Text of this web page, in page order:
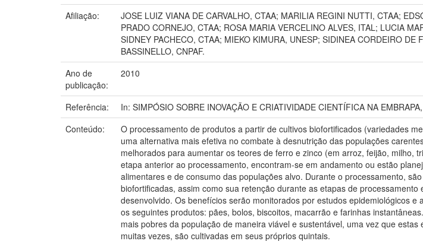
Afiliação:
JOSE LUIZ VIANA DE CARVALHO, CTAA; MARILIA REGINI NUTTI, CTAA;
PRADO CORNEJO, CTAA; ROSA MARIA VERCELINO ALVES, ITAL; LUCIA
SIDNEY PACHECO, CTAA; MIEKO KIMURA, UNESP; SIDINEA CORDEIRO
BASSINELLO, CNPAF.
Ano de
publicação:
2010
Referência:
In: SIMPÓSIO SOBRE INOVAÇÃO E CRIATIVIDADE CIENTÍFICA NA
Conteúdo:
O processamento de produtos a partir de cultivos biofortificados (variedades
uma alternativa mais efetiva no combate à desnutrição das populações
melhorados para aumentar os teores de ferro e zinco (em arroz, feijão,
etapa anterior ao processamento, encontram-se em andamento ou estão
alimentares e de consumo das populações alvo. Durante o processamento,
biofortificadas, assim como sua retenção durante as etapas de
desenvolvido. Os benefícios serão monitorados por estudos epidemiológicos
os seguintes produtos: pães, bolos, biscoitos, macarrão e farinhas
mais pobres da população de maneira viável e sustentável, uma vez que
muitas vezes, são cultivadas em seus próprios quintais.